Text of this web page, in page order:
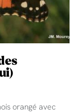
orangé avec